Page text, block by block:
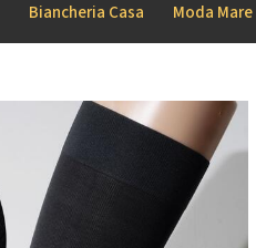
Biancheria Casa Moda Mare